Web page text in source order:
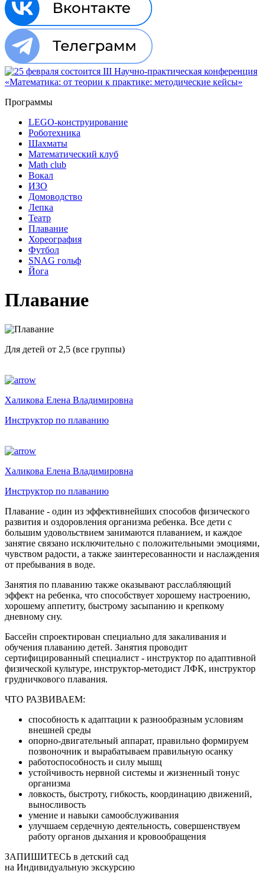
Программы
LEGO-конструирование
Роботехника
Шахматы
Математический клуб
Math club
Вокал
ИЗО
Домоводство
Лепка
Театр
Плавание
Хореография
Футбол
SNAG гольф
Йога
Плавание
Для детей от 2,5 (все группы)
Халикова Елена Владимировна
Инструктор по плаванию
Халикова Елена Владимировна
Инструктор по плаванию
Плавание - один из эффективнейших способов физического
развития и оздоровления организма ребенка. Все дети с
большим удовольствием занимаются плаванием, и каждое
занятие связано исключительно с положительными эмоциями,
чувством радости, а также заинтересованности и наслаждения
от пребывания в воде.
Занятия по плаванию также оказывают расслабляющий
эффект на ребенка, что способствует хорошему настроению,
хорошему аппетиту, быстрому засыпанию и крепкому
дневному сну.
Бассейн спроектирован специально для закаливания и
обучения плаванию детей. Занятия проводит
сертифицированный специалист - инструктор по адаптивной
физической культуре, инструктор-методист ЛФК, инструктор
грудничкового плавания.
ЧТО РАЗВИВАЕМ:
способность к адаптации к разнообразным условиям
внешней среды
опорно-двигательный аппарат, правильно формируем
позвоночник и вырабатываем правильную осанку
работоспособность и силу мышц
устойчивость нервной системы и жизненный тонус
организма
ловкость, быстроту, гибкость, координацию движений,
выносливость
умение и навыки самообслуживания
улучшаем сердечную деятельность, совершенствуем
работу органов дыхания и кровообращения
ЗАПИШИТЕСЬ в детский сад
на Индивидуальную экскурсию